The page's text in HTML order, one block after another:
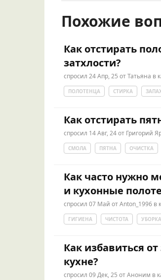
Похожие
Как отстирать
затхлости?
спросил 24 Апр, 25 отТатьяна в
ПОЛОТЕНЦА СТИРКА
Как отстирать
спросил 14 Авг, 24от Григорий
СМОЛА ПЯТНА ОЧИСТКА
Как часто нужно
и кухонные
спросил 07 Май отAnton_1996 в
ГИГИЕНА ЧИСТОТА
Как избавиться
кухне?
спросил 09 Дек, 25 отАноним в